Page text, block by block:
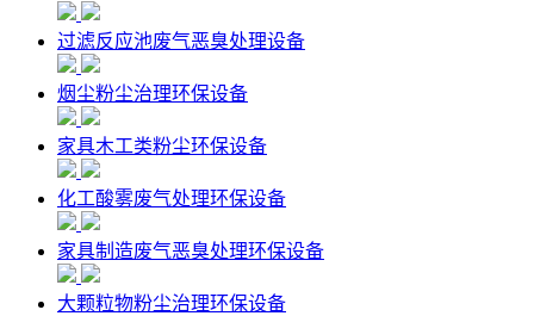
过滤反应池废气恶臭处理设备
烟尘粉尘治理环保设备
家具木工类粉尘环保设备
化工酸雾废气处理环保设备
家具制造废气恶臭处理环保设备
大颗粒物粉尘治理环保设备